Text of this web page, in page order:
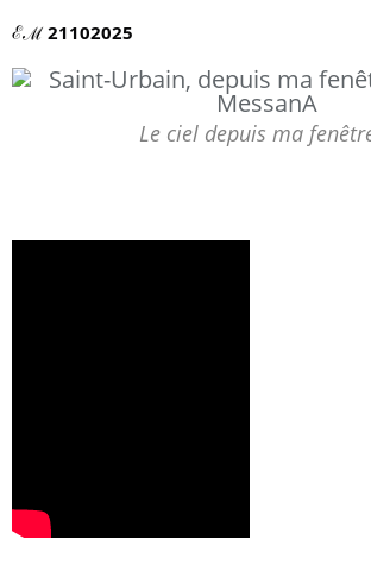
ℰℳ 21102025
Le ciel depuis ma